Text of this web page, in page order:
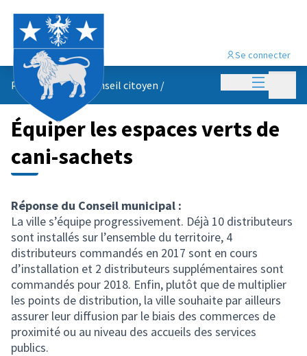
Menu
Se connecter
Propositions du conseil citoyen /
Équiper les espaces verts de
cani-sachets
Réponse du Conseil municipal :
La ville s’équipe progressivement. Déjà 10 distributeurs
sont installés sur l’ensemble du territoire, 4
distributeurs commandés en 2017 sont en cours
d’installation et 2 distributeurs supplémentaires sont
commandés pour 2018. Enfin, plutôt que de multiplier
les points de distribution, la ville souhaite par ailleurs
assurer leur diffusion par le biais des commerces de
proximité ou au niveau des accueils des services
publics.